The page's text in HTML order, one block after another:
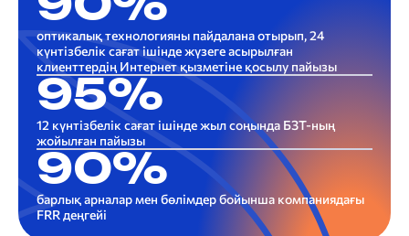
оптикалық технологияны пайдалана отырып, 24
күнтізбелік сағат ішінде жүзеге асырылған
клиенттердің Интернет қызметіне қосылу пайызы
95%
12 күнтізбелік сағат ішінде жыл соңында БЗТ-ның
жойылған пайызы
90%
барлық арналар мен бөлімдер бойынша компаниядағы
FRR деңгейі